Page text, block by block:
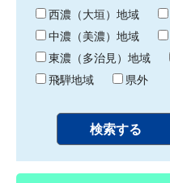
り 西濃（大垣）地域
中濃（美濃）地域
東濃（多治見）地域
飛騨地域
県外